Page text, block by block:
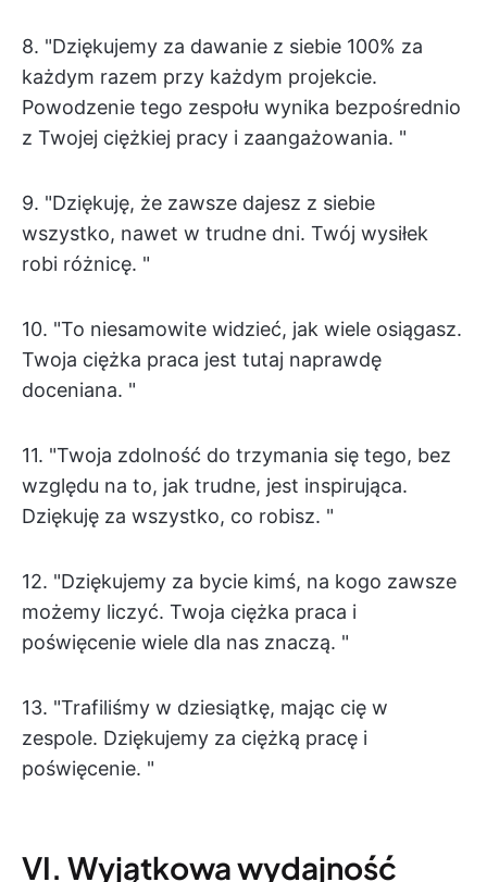
8. "Dziękujemy za dawanie z siebie 100% za
każdym razem przy każdym projekcie.
Powodzenie tego zespołu wynika bezpośrednio
z Twojej ciężkiej pracy i zaangażowania. "
9. "Dziękuję, że zawsze dajesz z siebie
wszystko, nawet w trudne dni. Twój wysiłek
robi różnicę. "
10. "To niesamowite widzieć, jak wiele osiągasz.
Twoja ciężka praca jest tutaj naprawdę
doceniana. "
11. "Twoja zdolność do trzymania się tego, bez
względu na to, jak trudne, jest inspirująca.
Dziękuję za wszystko, co robisz. "
12. "Dziękujemy za bycie kimś, na kogo zawsze
możemy liczyć. Twoja ciężka praca i
poświęcenie wiele dla nas znaczą. "
13. "Trafiliśmy w dziesiątkę, mając cię w
zespole. Dziękujemy za ciężką pracę i
poświęcenie. "
VI. Wyjątkowa wydajność